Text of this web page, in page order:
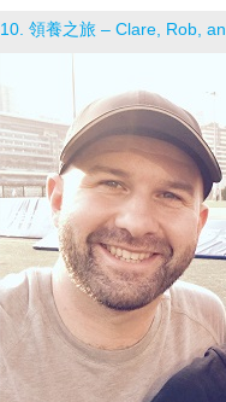
10. 領養之旅 – Clare, Rob,